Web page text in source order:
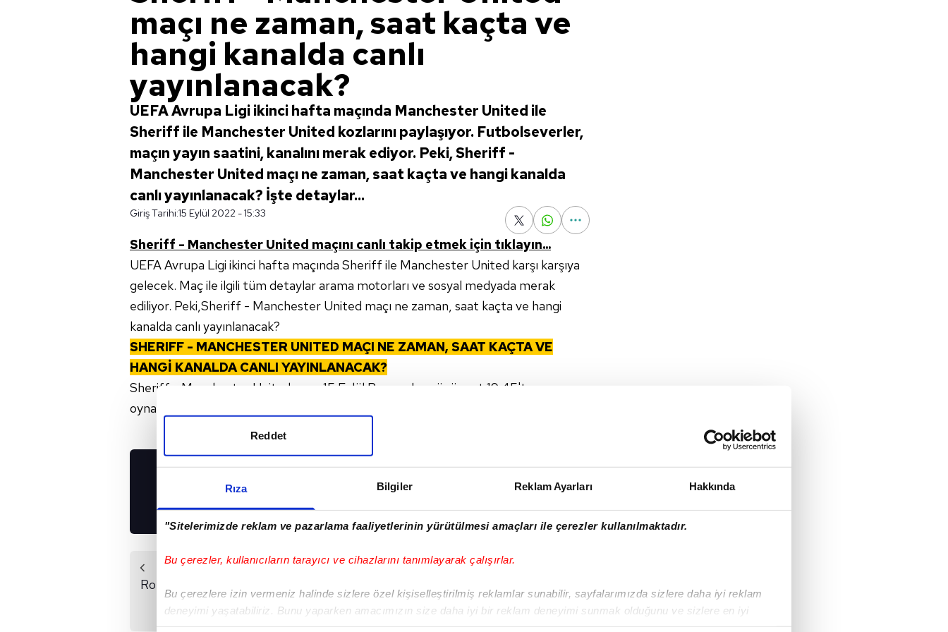
Rıza Bilgiler Reklam Ayarları Hakkında
"Sitelerimizde reklam ve pazarlama faaliyetlerinin yürütülmesi amaçları ile çerezler kullanılmaktadır.
Bu çerezler, kullanıcıların tarayıcı ve cihazlarını tanımlayarak çalışırlar.
Bu çerezlere izin vermeniz halinde sizlere özel kişiselleştirilmiş reklamlar sunabilir, sayfalarımızda sizlere daha iyi reklam
deneyimi yaşatabiliriz. Bunu yaparken amacımızın size daha iyi bir reklam deneyimi sunmak olduğunu ve sizlere en iyi
Reddet
maçı ne zaman, saat kaçta ve
hangi kanalda canlı
yayınlanacak?
UEFA Avrupa Ligi ikinci hafta maçında Manchester United ile
Sheriff ile Manchester United kozlarını paylaşıyor. Futbolseverler,
maçın yayın saatini, kanalını merak ediyor. Peki, Sheriff -
Manchester United maçı ne zaman, saat kaçta ve hangi kanalda
canlı yayınlanacak? İşte detaylar...
Giriş Tarihi:15 Eylül 2022 - 15:33
Sheriff - Manchester United maçını canlı takip etmek için tıklayın...
UEFA Avrupa Ligi ikinci hafta maçında Sheriff ile Manchester United karşı karşıya
gelecek. Maç ile ilgili tüm detaylar arama motorları ve sosyal medyada merak
ediliyor. Peki,Sheriff - Manchester United maçı ne zaman, saat kaçta ve hangi
kanalda canlı yayınlanacak?
SHERIFF - MANCHESTER UNITED MAÇI NE ZAMAN, SAAT KAÇTA VE
HANGİ KANALDA CANLI YAYINLANACAK?
Sheriff - Manchester United maçı 15 Eylül Perşembe günü saat 19.45'te
oynanacak. Maçı EXXEN canlı olarak yayınlayacak.
UYGULAMALARIMIZI
Önceki Haber
Ronaldo döndü ManU
kazandı!
Sonraki Haber
olacak? İşte olası
senaryolar